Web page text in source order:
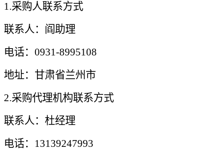
1.采购人联系方式
联系人：阎助理
电话： 0931-8995108
地址：甘肃省兰州市
2.采购代理机构联系方式
联系人：杜经理
电话： 13139247993